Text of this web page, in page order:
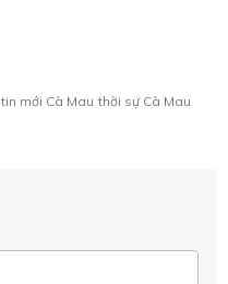
tin mới Cà Mau thời sự Cà Mau